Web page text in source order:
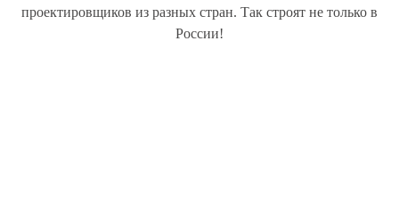
проектировщиков из разных стран. Так строят не только в
России!